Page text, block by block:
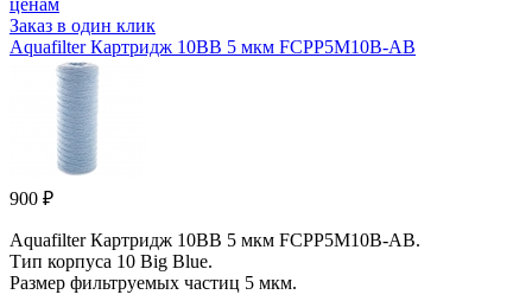
Заказ в один клик
Aquafilter Картридж 10BB 5 мкм FCPP5M10B-AB
900 ₽
Aquafilter Картридж 10BB 5 мкм FCPP5M10B-AB.
Тип корпуса 10 Big Blue.
Размер фильтруемых частиц 5 мкм.